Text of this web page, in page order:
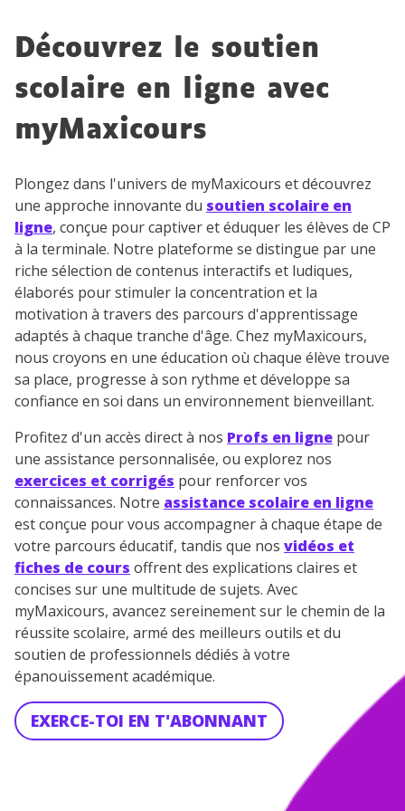
Découvrez le soutien
scolaire en ligne avec
myMaxicours
Plongez dans l'univers de myMaxicours et découvrez
une approche innovante du soutien scolaire en
ligne, conçue pour captiver et éduquer les élèves de CP
à la terminale. Notre plateforme se distingue par une
riche sélection de contenus interactifs et ludiques,
élaborés pour stimuler la concentration et la
motivation à travers des parcours d'apprentissage
adaptés à chaque tranche d'âge. Chez myMaxicours,
nous croyons en une éducation où chaque élève trouve
sa place, progresse à son rythme et développe sa
confiance en soi dans un environnement bienveillant.
Profitez d'un accès direct à nos Profs en ligne pour
une assistance personnalisée, ou explorez nos
exercices et corrigés pour renforcer vos
connaissances. Notre assistance scolaire en ligne
est conçue pour vous accompagner à chaque étape de
votre parcours éducatif, tandis que nos vidéos et
fiches de cours offrent des explications claires et
concises sur une multitude de sujets. Avec
myMaxicours, avancez sereinement sur le chemin de la
réussite scolaire, armé des meilleurs outils et du
soutien de professionnels dédiés à votre
épanouissement académique.
EXERCE-TOI EN T'ABONNANT
accès au service de soutien scolaire pendant 24h. Pour en
savoir plus sur la gestion de vos données personnelles et
pour exercer vos droits, vous pouvez consulter
charte.
J’accepte de recevoir les actualités et des
Votre adresse e-mail sera exclusivement utilisée pour
vous envoyer notre newsletter. Vous pourrez vous
désinscrire à tout moment, à travers le lien de
désinscription présent dans chaque newsletter. Pour
en savoir plus sur la gestion de vos données
personnelles et pour exercer vos droits, vous pouvez
consulter notre charte